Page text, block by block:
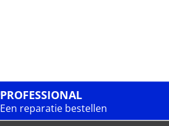
PROFESSIONAL
Een reparatie bestellen